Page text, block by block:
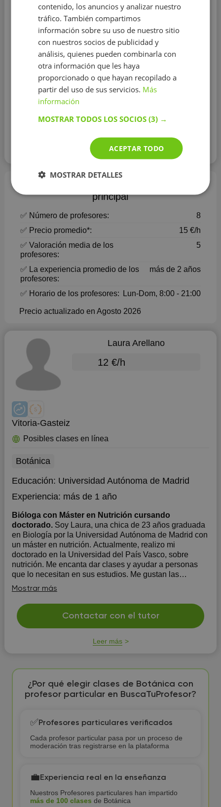
Experiencia: más de 5 años
Me encanta todas las asignaturas que tienen que ver
con la Biología, y es por esto que me resulta muy
fácil transmitir mis conocimientos a mis alumnos
Trabajo con método basado en la confianza y el
compromiso. Cuando el alumno se compromete a
trabajar y tiene plena confianza en transmitirme sus
dudas los buenos resultados no tardan en llegar. Intento
encontrar la forma de trabajo en la que cada alumno se
siente más cómodo, no existe un único métod...
Mostrar más
Leer más
principal
✅ Número de profesores:
8
✅ Precio promedio*:
15 €/h
✅ Valoración media de los
profesores:
5
✅ La experiencia promedio de los
profesores:
más de 2 años
✅ Horario de los profesores: Lun-Dom, 8:00 - 21:00
Precio actualizado en Agosto 2026
Laura Arellano
12 €/h
Vitoria-Gasteiz
Posibles clases en línea
Botánica
Educación: Universidad Autónoma de Madrid
Experiencia: más de 1 año
Bióloga con Máster en Nutrición cursando
doctorado. Soy Laura, una chica de 23 años graduada
en Biología por la Universidad Autónoma de Madrid con
un máster en nutrición. Actualmente, realizo mi
doctorado en la Universidad del País Vasco, sobre
nutrición. Me encanta dar clases y ayudar a personas
que lo necesitan en sus estudios. Me gustan las
clases...
Mostrar más
Contactar con el tutor
Leer más
¿Por qué elegir clases de Botánica con
profesor particular en BuscaTuProfesor?
✅Profesores particulares verificados
Cada profesor particular pasa por un proceso de
moderación tras registrarse en la plataforma
💼Experiencia real en la enseñanza
Nuestros Profesores particulares han impartido
más de 100 clases de Botánica
contenido, los anuncios y analizar nuestro
tráfico. También compartimos
información sobre su uso de nuestro sitio
con nuestros socios de publicidad y
análisis, quienes pueden combinarla con
otra información que les haya
proporcionado o que hayan recopilado a
partir del uso de sus servicios. Más
información
MOSTRAR TODOS LOS SOCIOS(3) →
ACEPTAR TODO
MOSTRAR DETALLES